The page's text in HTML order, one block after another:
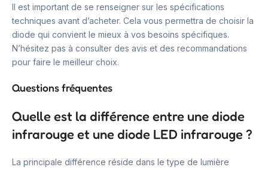
Il est important de se renseigner sur les spécifications
techniques avant d’acheter. Cela vous permettra de choisir la
diode qui convient le mieux à vos besoins spécifiques.
N’hésitez pas à consulter des avis et des recommandations
pour faire le meilleur choix.
Questions fréquentes
Quelle est la différence entre une diode
infrarouge et une diode LED infrarouge ?
La principale différence réside dans le type de lumière